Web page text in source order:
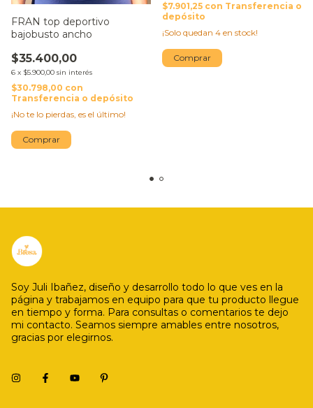
FRAN top deportivo
bajobusto ancho
$35.400,00
6 x $5.900,00 sin interés
$30.798,00 con
Transferencia o depósito
¡No te lo pierdas, es el último!
Comprar
$7.901,25 con Transferencia o
depósito
¡Solo quedan 4 en stock!
Comprar
Soy Juli Ibañez, diseño y desarrollo todo lo que ves en la
página y trabajamos en equipo para que tu producto llegue
en tiempo y forma. Para consultas o comentarios te dejo
mi contacto. Seamos siempre amables entre nosotros,
gracias por elegirnos.